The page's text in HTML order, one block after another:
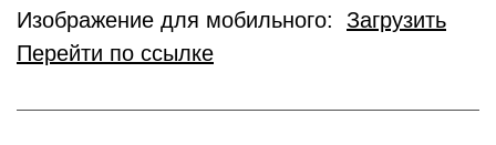
Изображение для мобильного: Загрузить
Перейти по ссылке